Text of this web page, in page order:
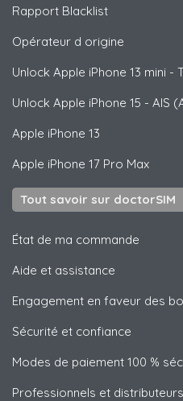
Rapport Blacklist
Opérateur d origine
Unlock Apple iPhone 13 mini -
Unlock Apple iPhone 15 - AIS
Apple iPhone 13
Apple iPhone 17 Pro Max
Tout savoir sur doctorSIM
État de ma commande
Aide et assistance
Engagement en faveur des
Sécurité et confiance
Modes de paiement 100 %
Professionnels et distributeurs